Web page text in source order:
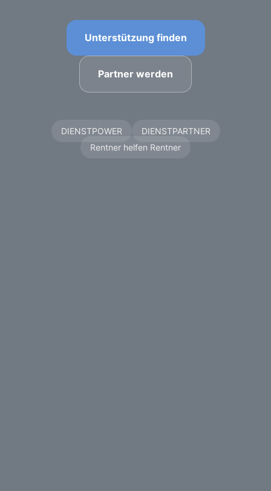
Unterstützung finden
Partner werden
DIENSTPOWER
DIENSTPARTNER
Rentner helfen Rentner